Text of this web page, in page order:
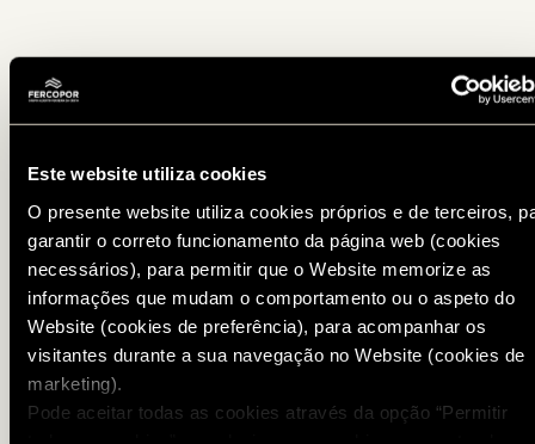
Este website utiliza cookies
O presente website utiliza cookies próprios e de terceiros,
garantir o correto funcionamento da página web (cookies
necessários), para permitir que o Website memorize as
informações que mudam o comportamento ou o aspeto do
Website (cookies de preferência), para acompanhar os
visitantes durante a sua navegação no Website (cookies de
marketing).
Pode aceitar todas as cookies através da opção “Permitir